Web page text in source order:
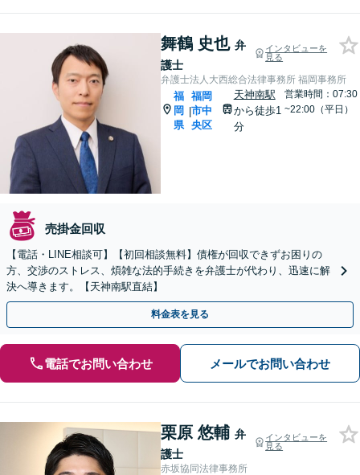
舞鶴 史也 弁
護士
インタビューを
見る
弁護士法人大西総合法律事務所 福岡事務所
福
岡
県
|
福岡
市中
央区
天神南駅
から徒歩1
分
営業時間：07:30
~22:00（平日）
売掛金回収
【電話・LINE相談可】【初回相談無料】債権が回収できずお困りの
方、交渉のストレス、煩雑な法的手続きを弁護士が代わり、迅速に解
決へ導きます。【天神南駅直結】
料金表を見る
電話でお問い合わせ メールでお問い合わせ
栗原 悠輔 弁
護士
インタビューを
見る
赤坂協同法律事務所